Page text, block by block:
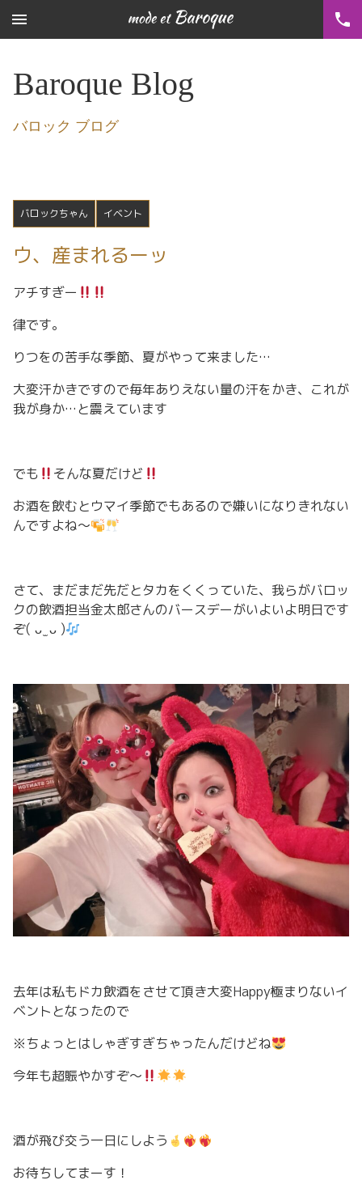
phone
menu
Baroque Blog
バロック ブログ
ウ、産まれるーッ
バロックちゃん イベント
アチすぎー
律です。
りつをの苦手な季節、夏がやって来ました…
大変汗かきですので毎年ありえない量の汗をかき、これが
我が身か…と震えています
でも
そんな夏だけど
お酒を飲むとウマイ季節でもあるので嫌いになりきれない
んですよね〜
さて、まだまだ先だとタカをくくっていた、我らがバロッ
クの飲酒担当金太郎さんのバースデーがいよいよ明日です
ぞ( ᴗ ̫ ᴗ )
去年は私もドカ飲酒をさせて頂き大変Happy極まりないイ
ベントとなったので
※ちょっとはしゃぎすぎちゃったんだけどね
今年も超賑やかすぞ〜
酒が飛び交う一日にしよう
お待ちしてまーす！